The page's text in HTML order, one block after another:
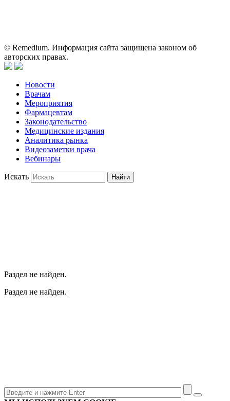
© Remedium. Информация сайта защищена законом об
авторских правах.
Новости
Врачам
Мероприятия
Фармацевтам
Законодательство
Медицинские издания
Аналитика рынка
Видеозаметки врача
Вебинары
Искать Найти
Раздел не найден.
Раздел не найден.